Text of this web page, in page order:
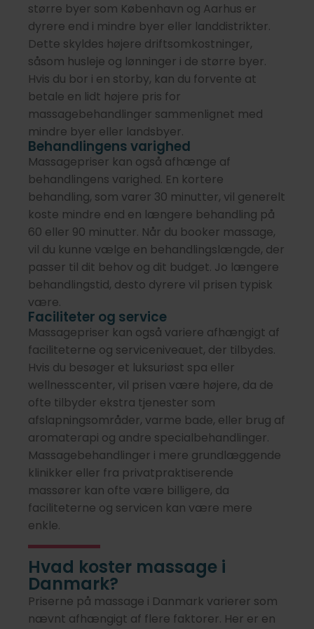
større byer som København og Aarhus er
dyrere end i mindre byer eller landdistrikter.
Dette skyldes højere driftsomkostninger,
såsom husleje og lønninger i de større byer.
Hvis du bor i en storby, kan du forvente at
betale en lidt højere pris for
massagebehandlinger sammenlignet med
mindre byer eller landsbyer.
Behandlingens varighed
Massagepriser kan også afhænge af
behandlingens varighed. En kortere
behandling, som varer 30 minutter, vil generelt
koste mindre end en længere behandling på
60 eller 90 minutter. Når du booker massage,
vil du kunne vælge en behandlingslængde, der
passer til dit behov og dit budget. Jo længere
behandlingstid, desto dyrere vil prisen typisk
være.
Faciliteter og service
Massagepriser kan også variere afhængigt af
faciliteterne og serviceniveauet, der tilbydes.
Hvis du besøger et luksuriøst spa eller
wellnesscenter, vil prisen være højere, da de
ofte tilbyder ekstra tjenester som
afslapningsområder, varme bade, eller brug af
aromaterapi og andre specialbehandlinger.
Massagebehandlinger i mere grundlæggende
klinikker eller fra privatpraktiserende
massører kan ofte være billigere, da
faciliteterne og servicen kan være mere
enkle.
Hvad koster massage i
Danmark?
Priserne på massage i Danmark varierer som
nævnt afhængigt af flere faktorer. Her er en